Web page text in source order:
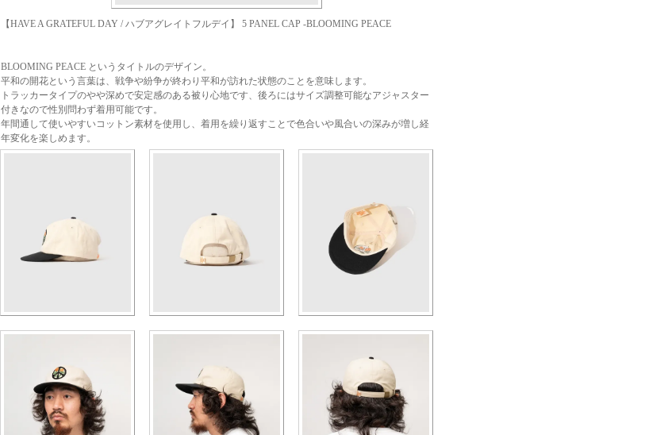
【HAVE A GRATEFUL DAY / ハブアグレイトフルデイ】 5 PANEL CAP -BLOOMING PEACE
BLOOMING PEACE というタイトルのデザイン。
平和の開花という言葉は、戦争や紛争が終わり平和が訪れた状態のことを意味します。
トラッカータイプのやや深めで安定感のある被り心地です、後ろにはサイズ調整可能なアジャスター
付きなので性別問わず着用可能です。
年間通して使いやすいコットン素材を使用し、着用を繰り返すことで色合いや風合いの深みが増し経
年変化を楽しめます。